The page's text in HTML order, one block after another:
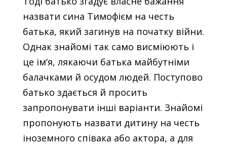
назвати сина Тимофієм на честь
батька, який загинув на початку війни.
Однак знайомі так само висміюють і
це ім’я, лякаючи батька майбутніми
балачками й осудом людей. Поступово
батько здається й просить
запропонувати інші варіанти. Знайомі
пропонують назвати дитину на честь
іноземного співака або актора, а для